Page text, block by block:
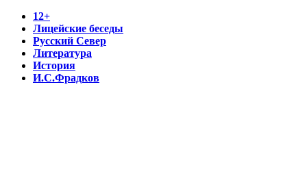
12+
Лицейские беседы
Русский Север
Литература
История
И.С.Фрадков